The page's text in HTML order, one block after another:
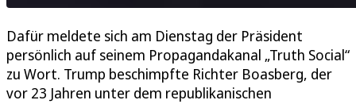
Dafür meldete sich am Dienstag der Präsident
persönlich auf seinem Propagandakanal „Truth Social“
zu Wort. Trump beschimpfte Richter Boasberg, der
vor 23 Jahren unter dem republikanischen